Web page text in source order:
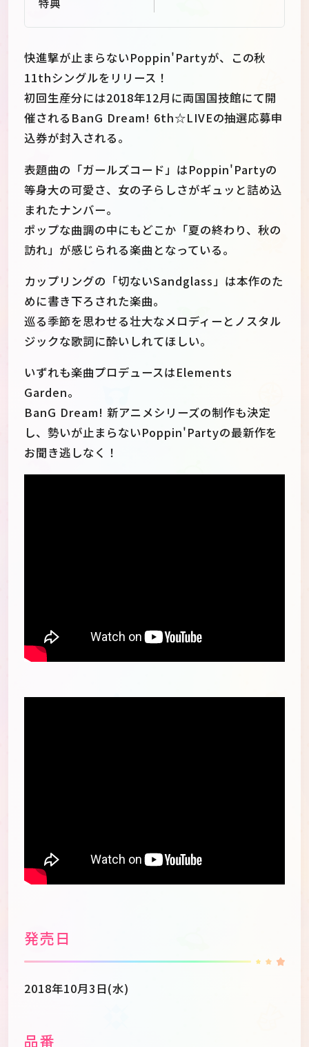
快進撃が止まらないPoppin'Partyが、この秋
11thシングルをリリース！
初回生産分には2018年12月に両国国技館にて開
催されるBanG Dream! 6th☆LIVEの抽選応募申
込券が封入される。
表題曲の「ガールズコード」はPoppin'Partyの
等身大の可愛さ、女の子らしさがギュッと詰め込
まれたナンバー。
ポップな曲調の中にもどこか「夏の終わり、秋の
訪れ」が感じられる楽曲となっている。
カップリングの「切ないSandglass」は本作のた
めに書き下ろされた楽曲。
巡る季節を思わせる壮大なメロディーとノスタル
ジックな歌詞に酔いしれてほしい。
いずれも楽曲プロデュースはElements
Garden。
BanG Dream! 新アニメシリーズの制作も決定
し、勢いが止まらないPoppin'Partyの最新作を
お聞き逃しなく！
】?rel=0" frameborder="0"
allowfullscreen="">
】?rel=0" frameborder="0"
allowfullscreen="">
発売日
2018年10月3日(水)
品番